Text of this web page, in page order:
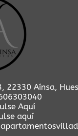
22330 Aínsa,
Aquí
aquí